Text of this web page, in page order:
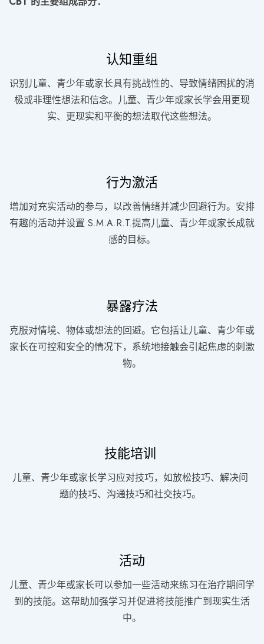
认知重组
识别儿童、青少年或家长具有挑战性的、导致情绪困扰的消
极或非理性想法和信念。儿童、青少年或家长学会用更现
实、更现实和平衡的想法取代这些想法。
行为激活
增加对充实活动的参与，以改善情绪并减少回避行为。安排
有趣的活动并设置 S.M.A.R.T.提高儿童、青少年或家长成就
感的目标。
暴露疗法
克服对情境、物体或想法的回避。它包括让儿童、青少年或
家长在可控和安全的情况下，系统地接触会引起焦虑的刺激
物。
技能培训
儿童、青少年或家长学习应对技巧，如放松技巧、解决问
题的技巧、沟通技巧和社交技巧。
活动
儿童、青少年或家长可以参加一些活动来练习在治疗期间学
到的技能。这帮助加强学习并促进将技能推广到现实生活
中。